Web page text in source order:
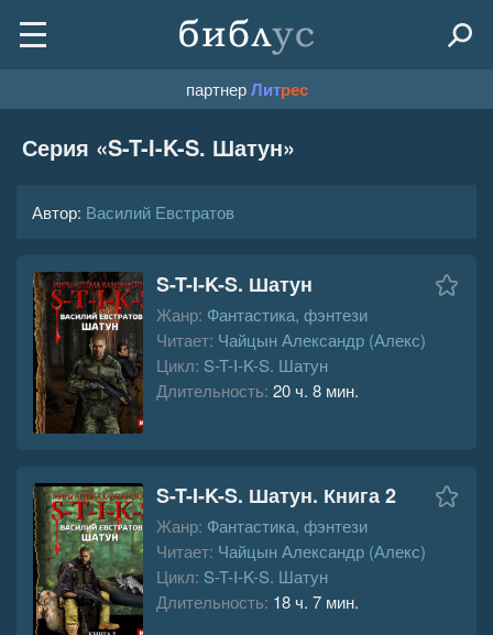
партнерЛитрес
Серия «S-T-I-K-S. Шатун»
Автор: Василий Евстратов
S-T-I-K-S. Шатун
Жанр: Фантастика, фэнтези
Читает: Чайцын Александр (Алекс)
Цикл: S-T-I-K-S. Шатун
Длительность: 20 ч. 8 мин.
S-T-I-K-S. Шатун. Книга 2
Жанр: Фантастика, фэнтези
Читает: Чайцын Александр (Алекс)
Цикл: S-T-I-K-S. Шатун
Длительность: 18 ч. 7 мин.